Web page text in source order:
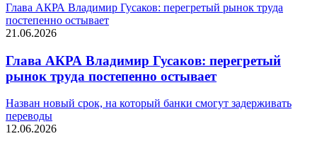
Глава АКРА Владимир Гусаков: перегретый рынок труда
постепенно остывает
21.06.2026
Глава АКРА Владимир Гусаков: перегретый
рынок труда постепенно остывает
Назван новый срок, на который банки смогут задерживать
переводы
12.06.2026